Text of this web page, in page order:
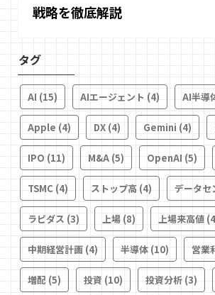
戦略を徹底解説
タグ
AI (15) AIエージェント (4) AI半導
Apple (4) DX (4) Gemini (4)
IPO (11) M&A (5) OpenAI (5)
TSMC (4) ストップ高 (4) データセ
ラピダス (3) 上場 (8) 上場来高値
中期経営計画 (4) 半導体 (10) 営業
増配 (5) 投資 (10) 投資分析 (3)